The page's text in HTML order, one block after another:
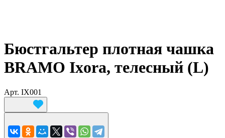
Бюстгальтер плотная чашка
BRAMO Ixora, телесный (L)
Арт. IX001